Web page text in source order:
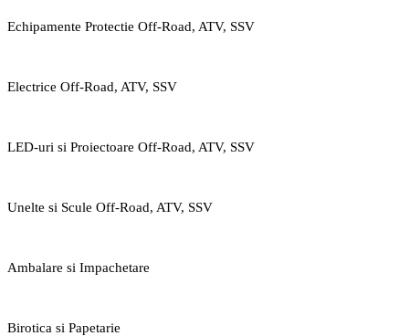
Echipamente Protectie Off-Road, ATV, SSV
Electrice Off-Road, ATV, SSV
LED-uri si Proiectoare Off-Road, ATV, SSV
Unelte si Scule Off-Road, ATV, SSV
Ambalare si Impachetare
Birotica si Papetarie